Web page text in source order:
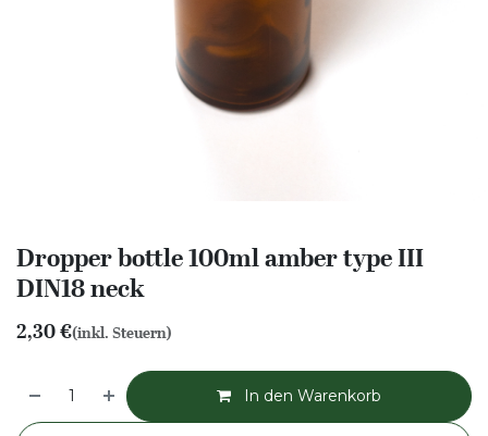
Dropper bottle 100ml amber type III
DIN18 neck
2,30€(inkl. Steuern)
In den Warenkorb